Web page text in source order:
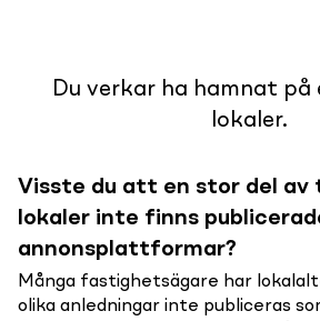
Du verkar ha hamnat på
lokaler.
Visste du att en stor del av
lokaler inte finns
annonsplattformar?
Många fastighetsägare har
olika anledningar inte publiceras